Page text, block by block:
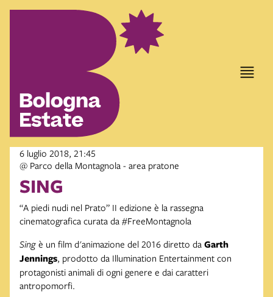
6 luglio 2018, 21:45
@ Parco della Montagnola - area pratone
SING
“A piedi nudi nel Prato” II edizione è la rassegna
cinematografica curata da #FreeMontagnola
Sing è un film d'animazione del 2016 diretto da Garth
Jennings, prodotto da Illumination Entertainment con
protagonisti animali di ogni genere e dai caratteri
antropomorfi.